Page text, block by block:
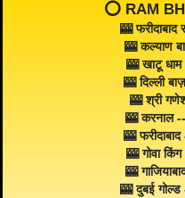
⭕️ RAM
🎰
🎰 कल्याण
🎰 खाटू
🎰 दिल्ली
🎰 श्री
🎰 करनाल
🎰
🎰 गोवा
🎰
🎰 दुबई